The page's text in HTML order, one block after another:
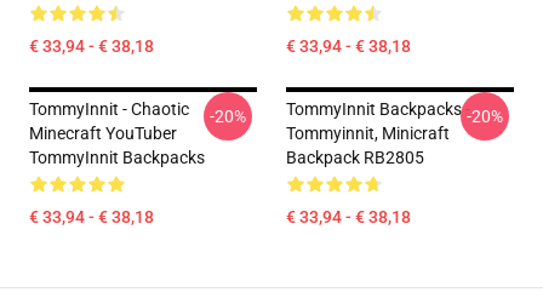
€ 33,94 - € 38,18 € 33,94 - € 38,18
TommyInnit - Chaotic
Minecraft YouTuber
TommyInnit Backpacks
€ 33,94 - € 38,18
-20%
TommyInnit Backpacks -
Tommyinnit, Minicraft
Backpack RB2805
€ 33,94 - € 38,18
-20%